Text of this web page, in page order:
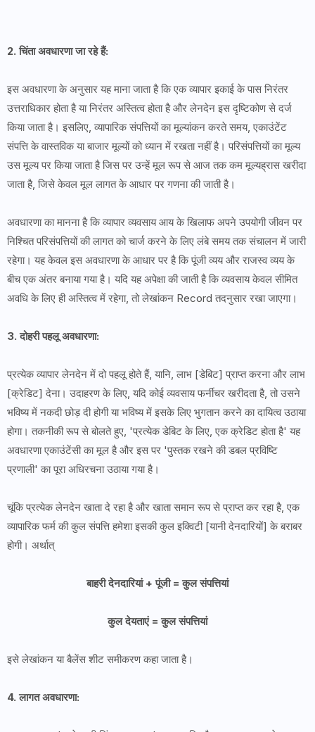
2. चिंता अवधारणा जा रहे हैं:
इस अवधारणा के अनुसार यह माना जाता है कि एक व्यापार इकाई के पास निरंतर
उत्तराधिकार होता है या निरंतर अस्तित्व होता है और लेनदेन इस दृष्टिकोण से दर्ज
किया जाता है। इसलिए, व्यापारिक संपत्तियों का मूल्यांकन करते समय, एकाउंटेंट
संपत्ति के वास्तविक या बाजार मूल्यों को ध्यान में रखता नहीं है। परिसंपत्तियों का मूल्य
उस मूल्य पर किया जाता है जिस पर उन्हें मूल रूप से आज तक कम मूल्यह्रास खरीदा
जाता है, जिसे केवल मूल लागत के आधार पर गणना की जाती है।
अवधारणा का मानना ​​है कि व्यापार व्यवसाय आय के खिलाफ अपने उपयोगी जीवन पर
निश्चित परिसंपत्तियों की लागत को चार्ज करने के लिए लंबे समय तक संचालन में जारी
रहेगा। यह केवल इस अवधारणा के आधार पर है कि पूंजी व्यय और राजस्व व्यय के
बीच एक अंतर बनाया गया है। यदि यह अपेक्षा की जाती है कि व्यवसाय केवल सीमित
अवधि के लिए ही अस्तित्व में रहेगा, तो लेखांकन Record तदनुसार रखा जाएगा।
3. दोहरी पहलू अवधारणा:
प्रत्येक व्यापार लेनदेन में दो पहलू होते हैं, यानि, लाभ [डेबिट] प्राप्त करना और लाभ
[क्रेडिट] देना। उदाहरण के लिए, यदि कोई व्यवसाय फर्नीचर खरीदता है, तो उसने
भविष्य में नकदी छोड़ दी होगी या भविष्य में इसके लिए भुगतान करने का दायित्व उठाया
होगा। तकनीकी रूप से बोलते हुए, 'प्रत्येक डेबिट के लिए, एक क्रेडिट होता है' यह
अवधारणा एकाउंटेंसी का मूल है और इस पर 'पुस्तक रखने की डबल प्रविष्टि
प्रणाली' का पूरा अधिरचना उठाया गया है।
चूंकि प्रत्येक लेनदेन खाता दे रहा है और खाता समान रूप से प्राप्त कर रहा है, एक
व्यापारिक फर्म की कुल संपत्ति हमेशा इसकी कुल इक्विटी [यानी देनदारियों] के बराबर
होगी। अर्थात्
बाहरी देनदारियां + पूंजी = कुल संपत्तियां
कुल देयताएं = कुल संपत्तियां
इसे लेखांकन या बैलेंस शीट समीकरण कहा जाता है।
4. लागत अवधारणा: